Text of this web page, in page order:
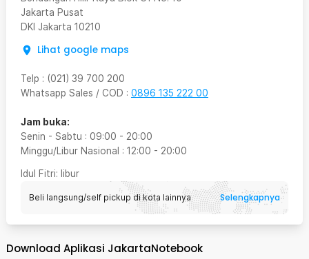
Jakarta Pusat
DKI Jakarta 10210
Lihat google maps
Telp : (021) 39 700 200
Whatsapp Sales / COD : 0896 135 222 00
Jam buka:
Senin - Sabtu : 09:00 - 20:00
Minggu/Libur Nasional : 12:00 - 20:00
Idul Fitri: libur
Beli langsung/self pickup di kota lainnya Selengkapnya
Download Aplikasi JakartaNotebook